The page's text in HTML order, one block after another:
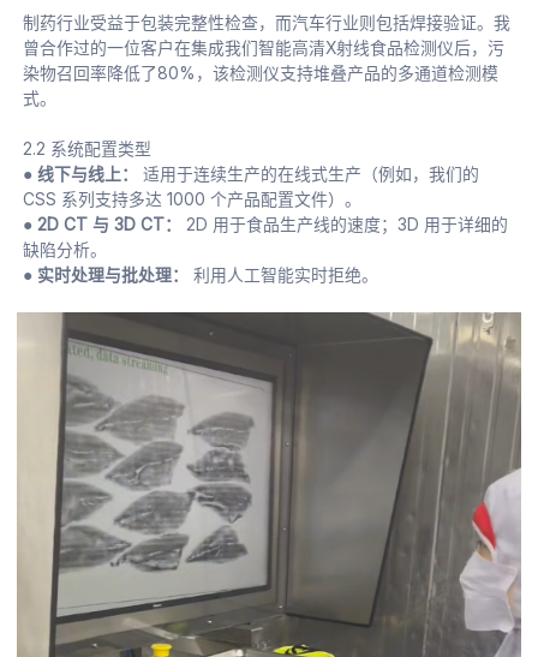
制药行业受益于包装完整性检查，而汽车行业则包括焊接验证。我
曾合作过的一位客户在集成我们智能高清X射线食品检测仪后，污
染物召回率降低了80%，该检测仪支持堆叠产品的多通道检测模
式。
2.2 系统配置类型
● 线下与线上：
适用于连续生产的在线式生产（例如，我们的
CSS 系列支持多达 1000 个产品配置文件）。
● 2D CT 与 3D CT：
2D 用于食品生产线的速度；3D 用于详细的
缺陷分析。
● 实时处理与批处理：
利用人工智能实时拒绝。